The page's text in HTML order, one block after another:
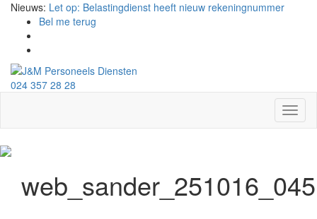
Nieuws: Let op: Belastingdienst heeft nieuw rekeningnummer
Bel me terug
024 357 28 28
web_sander_251016_045